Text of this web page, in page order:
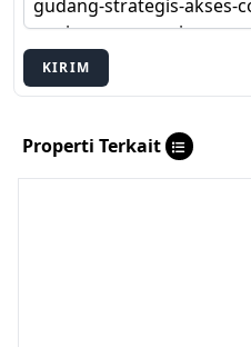
KIRIM
Properti Terkait